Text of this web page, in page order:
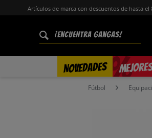
Artículos de marca con descuentos de hasta el
NOVEDADES%
Fútbol